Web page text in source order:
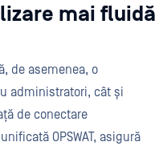
mai fluidă
de asemenea, o
administratori, cât și
de conectare
OPSWAT, asigură